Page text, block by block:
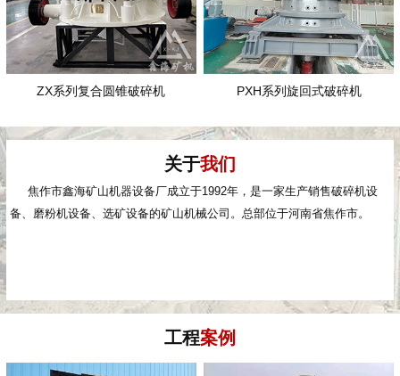
ZX系列复合圆锥破碎机 PXH系列旋回式破碎机
关于我们
焦作市鑫海矿山机器设备厂成立于1992年，是一家生产销售破碎机设
备、磨粉机设备、选矿设备的矿山机械公司。总部位于河南省焦作市。
工程案例